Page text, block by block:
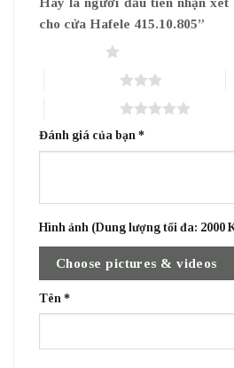
cho cửa Hafele 415.10.805”
Đánh giá của bạn *
Hình ảnh (Dung lượng tối đa: 2000
Choose pictures & videos
Tên *